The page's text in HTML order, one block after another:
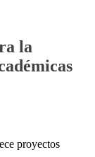
la
proyectos